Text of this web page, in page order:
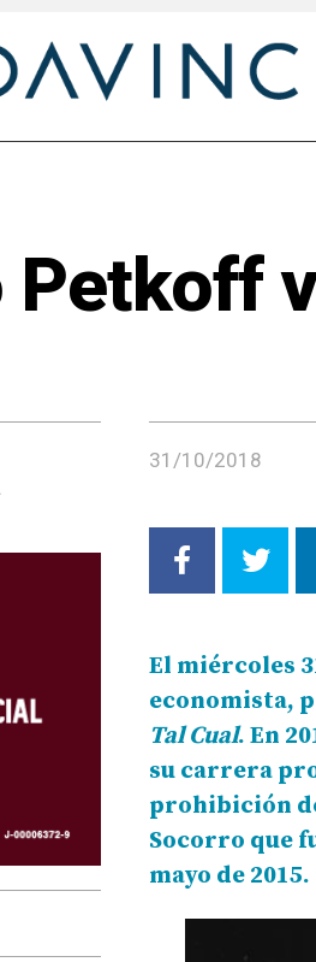
31/10/2018
El miércoles
economista,
Tal Cual. En
su carrera
prohibición
Socorro que
mayo de 2015.